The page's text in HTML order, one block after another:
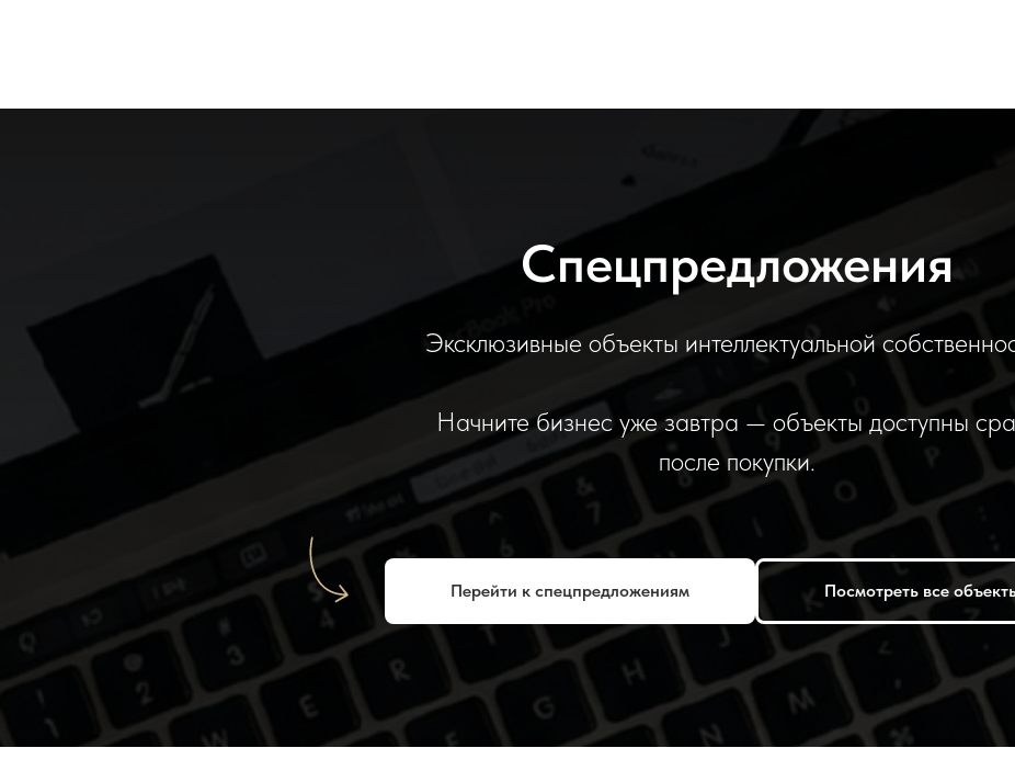
Спецпредложения
Эксклюзивные объекты интеллектуальной
Начните бизнес уже завтра — объекты доступны
после покупки.
Перейти к спецпредложениям Посмотреть все